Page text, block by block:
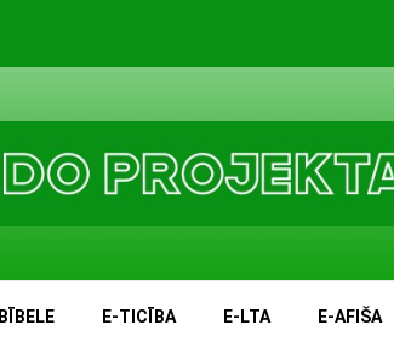
E-TICĪBA E-LTA E-AFIŠA